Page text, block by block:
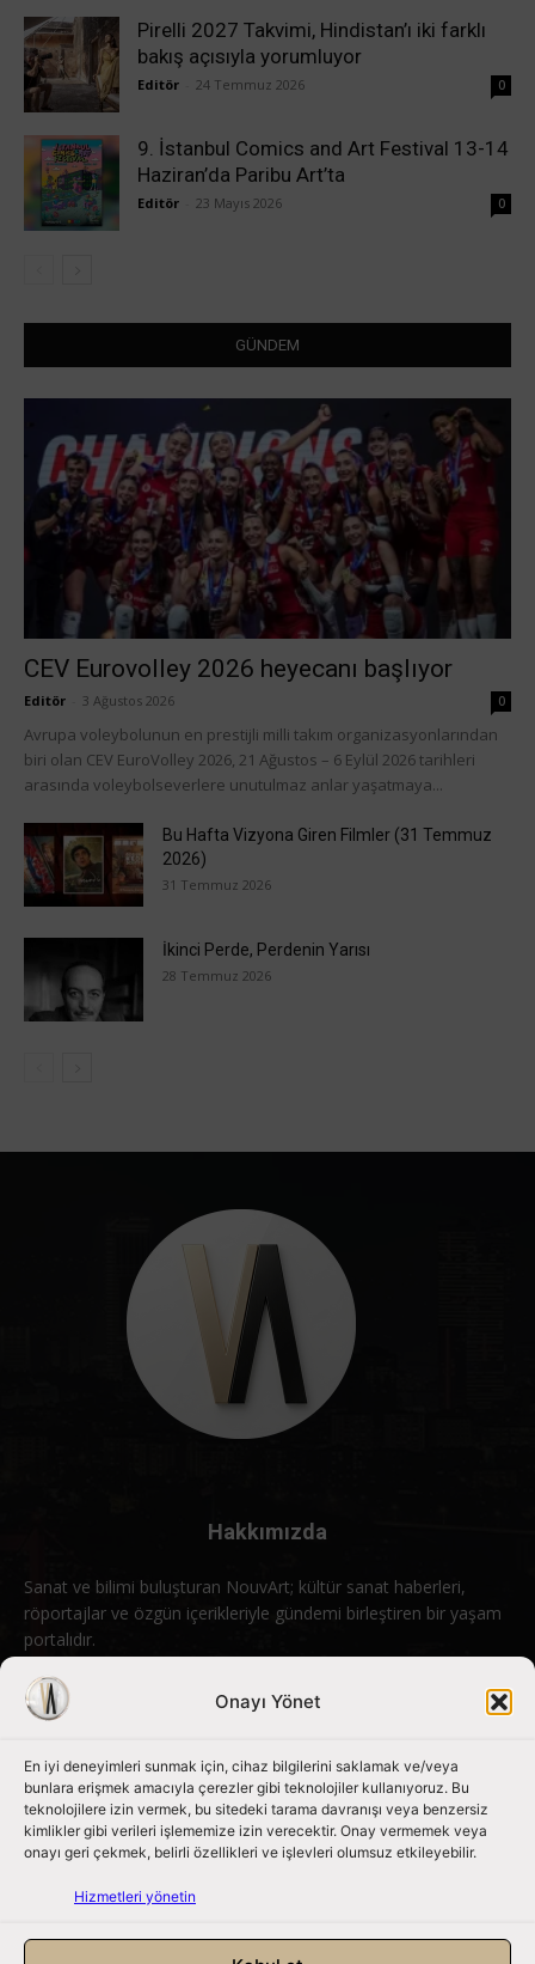
Onayı Yönet
En iyi deneyimleri sunmak için, cihaz bilgilerini saklamak ve/veya
bunlara erişmek amacıyla çerezler gibi teknolojiler kullanıyoruz. Bu
teknolojilere izin vermek, bu sitedeki tarama davranışı veya benzersiz
kimlikler gibi verileri işlememize izin verecektir. Onay vermemek veya
onayı geri çekmek, belirli özellikleri ve işlevleri olumsuz etkileyebilir.
Hizmetleri yönetin
Pirelli 2027 Takvimi, Hindistan’ı iki farklı
bakış açısıyla yorumluyor
Editör 24 Temmuz 2026 0
9. İstanbul Comics and Art Festival 13-14
Haziran’da Paribu Art’ta
Editör 23 Mayıs 2026 0
GÜNDEM
CEV Eurovolley 2026 heyecanı başlıyor
Editör 3 Ağustos 2026 0
Avrupa voleybolunun en prestijli milli takım organizasyonlarından
biri olan CEV EuroVolley 2026, 21 Ağustos – 6 Eylül 2026 tarihleri
arasında voleybolseverlere unutulmaz anlar yaşatmaya...
Bu Hafta Vizyona Giren Filmler (31 Temmuz
2026)
31 Temmuz 2026
İkinci Perde, Perdenin Yarısı
28 Temmuz 2026
Hakkımızda
Sanat ve bilimi buluşturan NouvArt; kültür sanat haberleri,
röportajlar ve özgün içerikleriyle gündemi birleştiren bir yaşam
portalıdır.
Bizimle iletişime geçin: info@nouvart.net
Bizi Takip Edin